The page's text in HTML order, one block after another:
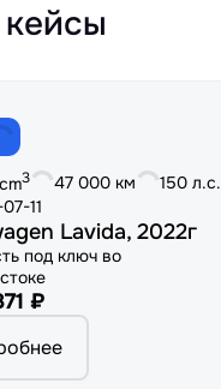
3 47 000 км
150 л.с.
11
Lavida, 2022г
под ключ во
₽